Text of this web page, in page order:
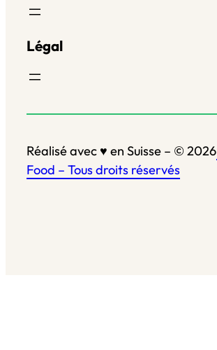
Légal
Réalisé avec ♥ en Suisse – © 2026
Food – Tous droits réservés